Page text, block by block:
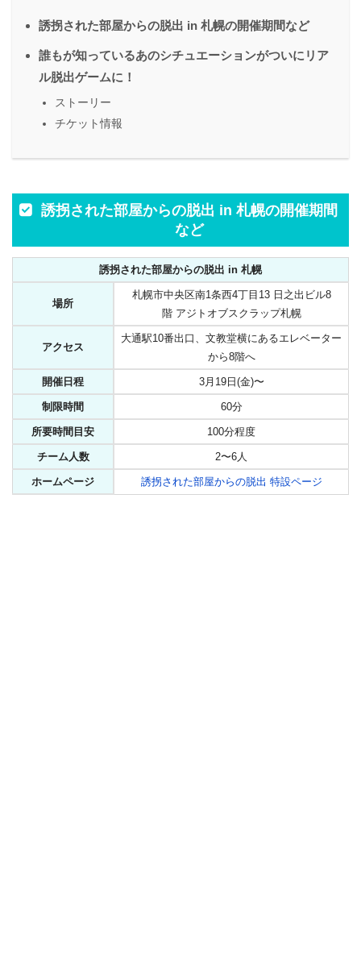
誘拐された部屋からの脱出 in 札幌の開催期間など
誰もが知っているあのシチュエーションがついにリア
ル脱出ゲームに！
ストーリー
チケット情報
誘拐された部屋からの脱出 in 札幌の開催期間
など
誘拐された部屋からの脱出 in 札幌
場所
札幌市中央区南1条西4丁目13 日之出ビル8
階 アジトオブスクラップ札幌
アクセス
大通駅10番出口、文教堂横にあるエレベーター
から8階へ
開催日程 3月19日(金)〜
制限時間 60分
所要時間目安 100分程度
チーム人数 2〜6人
ホームページ 誘拐された部屋からの脱出 特設ページ